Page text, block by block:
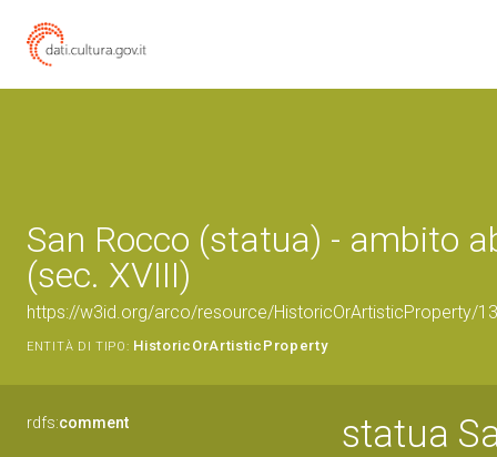
San Rocco (statua) - ambito
(sec. XVIII)
https://w3id.org/arco/resource/HistoricOrArtisticProperty/
ENTITÀ DI TIPO: HistoricOrArtisticProperty
rdfs:comment statua